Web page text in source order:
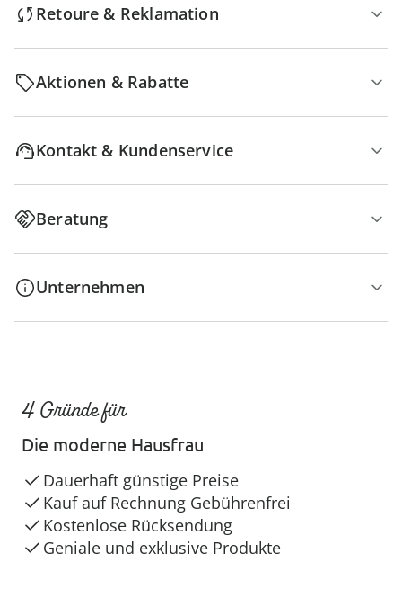
Retoure & Reklamation
Aktionen & Rabatte
Kontakt & Kundenservice
Beratung
Unternehmen
4 Gründe für
Die moderne Hausfrau
Dauerhaft günstige Preise
Kauf auf Rechnung Gebührenfrei
Kostenlose Rücksendung
Geniale und exklusive Produkte